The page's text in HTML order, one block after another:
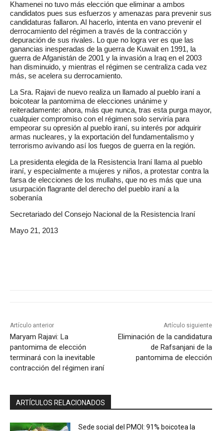
Khamenei no tuvo más elección que eliminar a ambos
candidatos pues sus esfuerzos y amenazas para prevenir sus
candidaturas fallaron. Al hacerlo, intenta en vano prevenir el
derrocamiento del régimen a través de la contracción y
depuración de sus rivales. Lo que no logra ver es que las
ganancias inesperadas de la guerra de Kuwait en 1991, la
guerra de Afganistán de 2001 y la invasión a Iraq en el 2003
han disminuido, y mientras el régimen se centraliza cada vez
más, se acelera su derrocamiento.
La Sra. Rajavi de nuevo realiza un llamado al pueblo iraní a
boicotear la pantomima de elecciones unánime y
reiteradamente: ahora, más que nunca, tras esta purga mayor,
cualquier compromiso con el régimen solo serviría para
empeorar su opresión al pueblo iraní, su interés por adquirir
armas nucleares, y la exportación del fundamentalismo y
terrorismo avivando así los fuegos de guerra en la región.
La presidenta elegida de la Resistencia Iraní llama al pueblo
iraní, y especialmente a mujeres y niños, a protestar contra la
farsa de elecciones de los mullahs, que no es más que una
usurpación flagrante del derecho del pueblo iraní a la
soberanía
Secretariado del Consejo Nacional de la Resistencia Iraní
Mayo 21, 2013
Artículo anterior
Maryam Rajavi: La
pantomima de elección
terminará con la inevitable
contracción del régimen iraní
Artículo siguiente
Eliminación de la candidatura
de Rafsanjani de la
pantomima de elección
ARTÍCULOS RELACIONADOS
Sede social del PMOI: 91% boicotea la